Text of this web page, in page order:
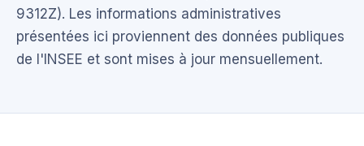
9312Z). Les informations administratives
présentées ici proviennent des données publiques
de l'INSEE et sont mises à jour mensuellement.